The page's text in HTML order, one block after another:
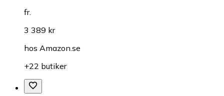
fr.
3 389 kr
hos Amazon.se
+22 butiker